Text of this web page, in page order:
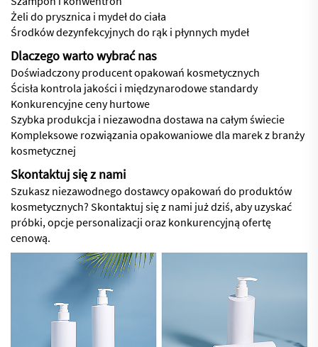
Żeli do prysznica i mydeł do ciała
Środków dezynfekcyjnych do rąk i płynnych mydeł
Dlaczego warto wybrać nas
Doświadczony producent opakowań kosmetycznych
Ścisła kontrola jakości i międzynarodowe standardy
Konkurencyjne ceny hurtowe
Szybka produkcja i niezawodna dostawa na całym świecie
Kompleksowe rozwiązania opakowaniowe dla marek z branży
kosmetycznej
Skontaktuj się z nami
Szukasz niezawodnego dostawcy opakowań do produktów
kosmetycznych? Skontaktuj się z nami już dziś, aby uzyskać
próbki, opcje personalizacji oraz konkurencyjną ofertę
cenową.